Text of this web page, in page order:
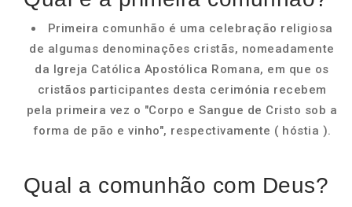
Primeira comunhão é uma celebração religiosa
de algumas denominações cristãs, nomeadamente
da Igreja Católica Apostólica Romana, em que os
cristãos participantes desta cerimónia recebem
pela primeira vez o "Corpo e Sangue de Cristo sob a
forma de pão e vinho", respectivamente ( hóstia ).
Qual a comunhão com Deus?